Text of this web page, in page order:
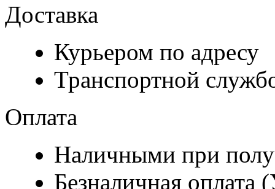
Доставка
Курьером по адресу
Транспортной
Оплата
Наличными при
Безналичная